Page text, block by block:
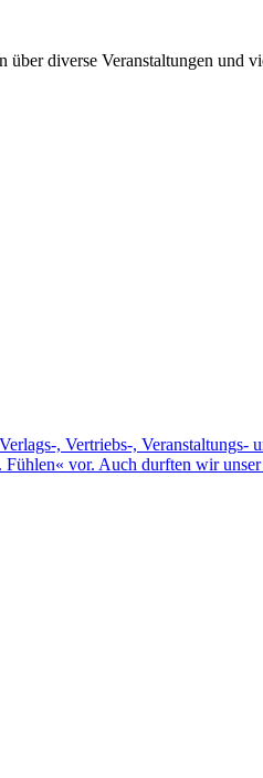
diverse Veranstaltungen und
, Vertriebs-, Veranstaltungs-
vor. Auch durften wir